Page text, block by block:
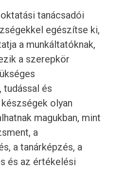
tanácsadói
egészítse ki,
a munkáltatóknak,
a szerepkör
és
olyan
magukban, mint
a
a tanárképzés, a
és az értékelési